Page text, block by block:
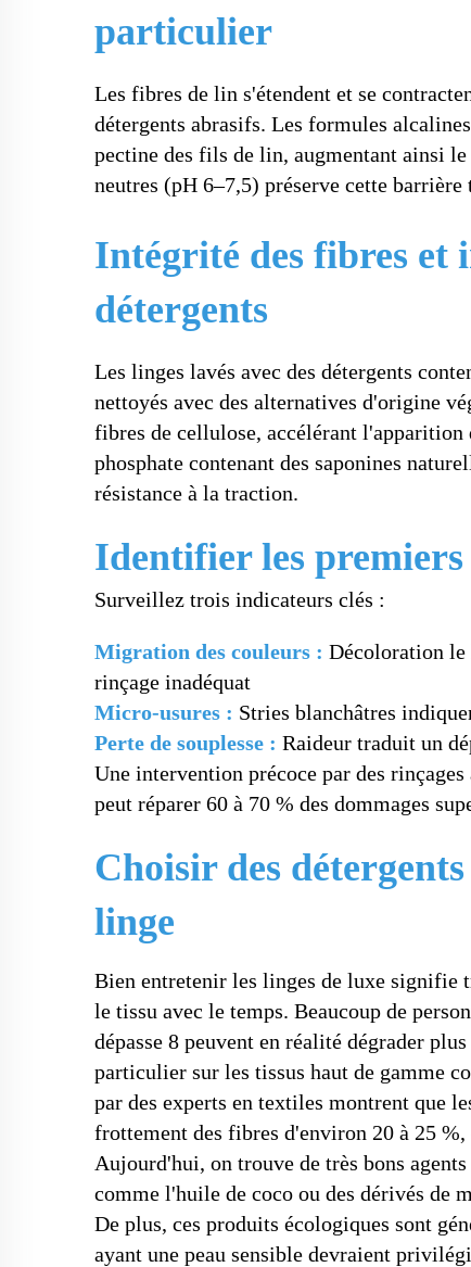
particulier
Les fibres de lin s'étendent et se
détergents abrasifs. Les formules
pectine des fils de lin, augmentant ainsi
neutres (pH 6–7,5) préserve cette
Intégrité des fibres et
détergents
Les linges lavés avec des détergents
nettoyés avec des alternatives d'origine
fibres de cellulose, accélérant
phosphate contenant des saponines
résistance à la traction.
Identifier les premiers
Surveillez trois indicateurs clés :
Migration des couleurs : Décoloration le
rinçage inadéquat
Micro-usures : Stries blanchâtres
Perte de souplesse : Raideur traduit un
Une intervention précoce par des
peut réparer 60 à 70 % des dommages
Choisir des
linge
Bien entretenir les linges de luxe signifie
le tissu avec le temps. Beaucoup de
dépasse 8 peuvent en réalité dégrader
particulier sur les tissus haut de gamme
par des experts en textiles montrent que
frottement des fibres d'environ 20 à 25
Aujourd'hui, on trouve de très bons
comme l'huile de coco ou des dérivés de
De plus, ces produits écologiques sont
ayant une peau sensible devraient